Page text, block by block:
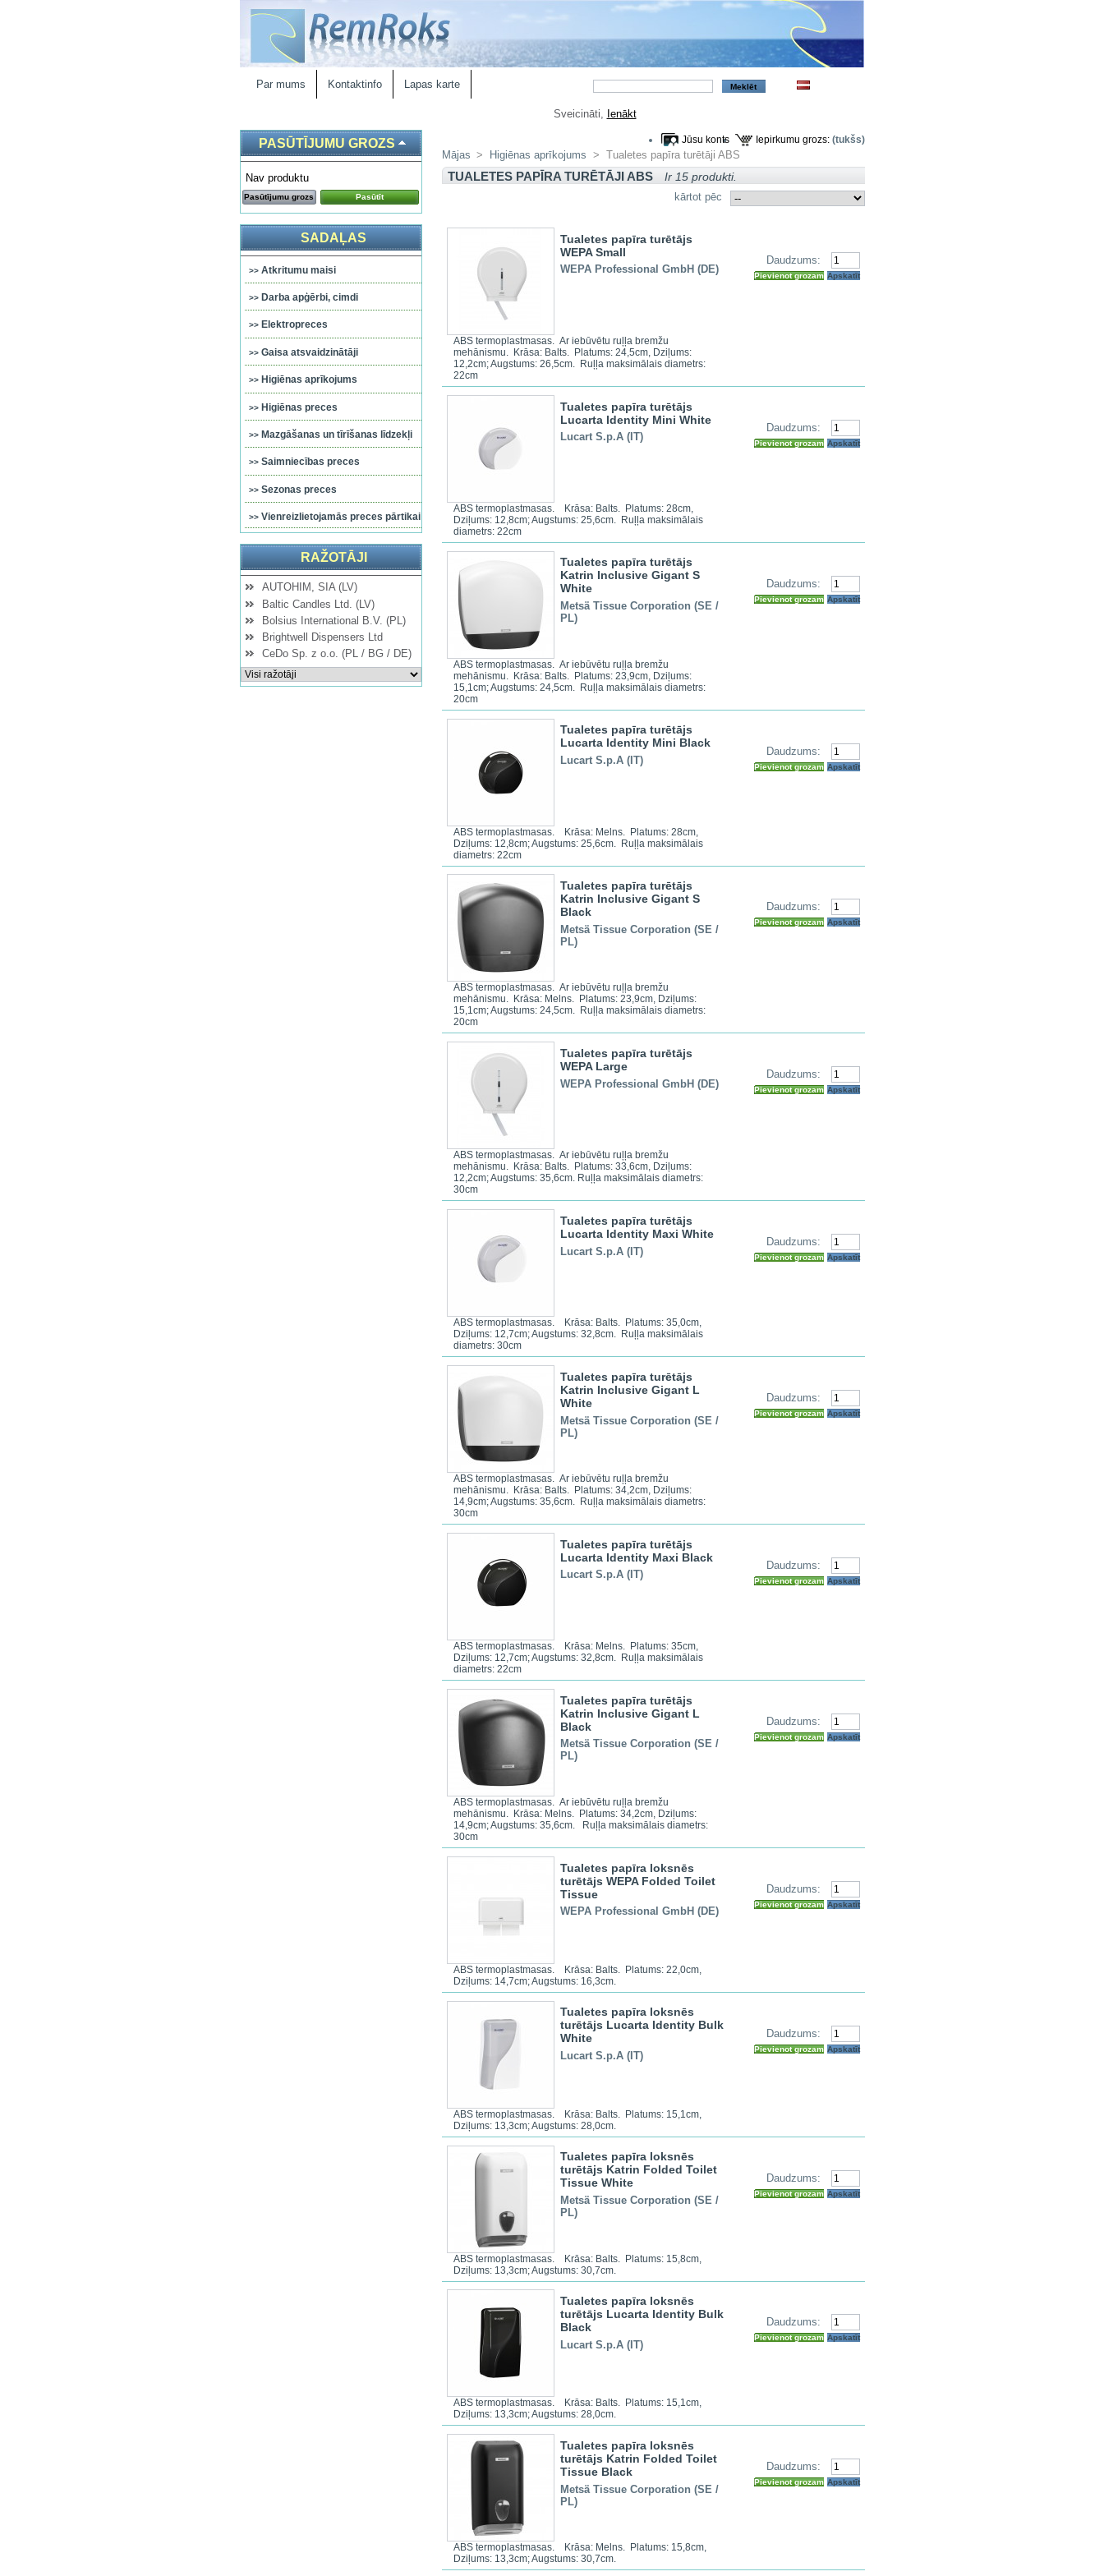
Par mums Kontaktinfo Lapas karte
Sveicināti, Ienākt
Iepirkumu grozs: (tukšs)
Jūsu konts
PASŪTĪJUMU GROZS
Nav produktu
Pasūtījumu grozs Pasūtīt
SADAĻAS
Atkritumu maisi
Darba apģērbi, cimdi
Elektropreces
Gaisa atsvaidzinātāji
Higiēnas aprīkojums
Higiēnas preces
Mazgāšanas un tīrīšanas līdzekļi
Saimniecības preces
Sezonas preces
Vienreizlietojamās preces pārtikai
RAŽOTĀJI
AUTOHIM, SIA (LV)
Baltic Candles Ltd. (LV)
Bolsius International B.V. (PL)
Brightwell Dispensers Ltd
CeDo Sp. z o.o. (PL / BG / DE)
Mājas > Higiēnas aprīkojums > Tualetes papīra turētāji ABS
TUALETES PAPĪRA TURĒTĀJI ABS
Ir 15 produkti.
kārtot pēc
Tualetes papīra turētājs
WEPA Small
WEPA Professional GmbH (DE)
ABS termoplastmasas. Ar iebūvētu ruļļa bremžu
mehānismu. Krāsa: Balts. Platums: 24,5cm, Dziļums:
12,2cm; Augstums: 26,5cm. Ruļļa maksimālais diametrs:
22cm
Daudzums:
Pievienot grozam Apskatīt
Tualetes papīra turētājs
Lucarta Identity Mini White
Lucart S.p.A (IT)
ABS termoplastmasas. Krāsa: Balts. Platums: 28cm,
Dziļums: 12,8cm; Augstums: 25,6cm. Ruļļa maksimālais
diametrs: 22cm
Daudzums:
Pievienot grozam Apskatīt
Tualetes papīra turētājs
Katrin Inclusive Gigant S
White
Metsä Tissue Corporation (SE /
PL)
ABS termoplastmasas. Ar iebūvētu ruļļa bremžu
mehānismu. Krāsa: Balts. Platums: 23,9cm, Dziļums:
15,1cm; Augstums: 24,5cm. Ruļļa maksimālais diametrs:
20cm
Daudzums:
Pievienot grozam Apskatīt
Tualetes papīra turētājs
Lucarta Identity Mini Black
Lucart S.p.A (IT)
ABS termoplastmasas. Krāsa: Melns. Platums: 28cm,
Dziļums: 12,8cm; Augstums: 25,6cm. Ruļļa maksimālais
diametrs: 22cm
Daudzums:
Pievienot grozam Apskatīt
Tualetes papīra turētājs
Katrin Inclusive Gigant S
Black
Metsä Tissue Corporation (SE /
PL)
ABS termoplastmasas. Ar iebūvētu ruļļa bremžu
mehānismu. Krāsa: Melns. Platums: 23,9cm, Dziļums:
15,1cm; Augstums: 24,5cm. Ruļļa maksimālais diametrs:
20cm
Daudzums:
Pievienot grozam Apskatīt
Tualetes papīra turētājs
WEPA Large
WEPA Professional GmbH (DE)
ABS termoplastmasas. Ar iebūvētu ruļļa bremžu
mehānismu. Krāsa: Balts. Platums: 33,6cm, Dziļums:
12,2cm; Augstums: 35,6cm. Ruļļa maksimālais diametrs:
30cm
Daudzums:
Pievienot grozam Apskatīt
Tualetes papīra turētājs
Lucarta Identity Maxi White
Lucart S.p.A (IT)
ABS termoplastmasas. Krāsa: Balts. Platums: 35,0cm,
Dziļums: 12,7cm; Augstums: 32,8cm. Ruļļa maksimālais
diametrs: 30cm
Daudzums:
Pievienot grozam Apskatīt
Tualetes papīra turētājs
Katrin Inclusive Gigant L
White
Metsä Tissue Corporation (SE /
PL)
ABS termoplastmasas. Ar iebūvētu ruļļa bremžu
mehānismu. Krāsa: Balts. Platums: 34,2cm, Dziļums:
14,9cm; Augstums: 35,6cm. Ruļļa maksimālais diametrs:
30cm
Daudzums:
Pievienot grozam Apskatīt
Tualetes papīra turētājs
Lucarta Identity Maxi Black
Lucart S.p.A (IT)
ABS termoplastmasas. Krāsa: Melns. Platums: 35cm,
Dziļums: 12,7cm; Augstums: 32,8cm. Ruļļa maksimālais
diametrs: 22cm
Daudzums:
Pievienot grozam Apskatīt
Tualetes papīra turētājs
Katrin Inclusive Gigant L
Black
Metsä Tissue Corporation (SE /
PL)
ABS termoplastmasas. Ar iebūvētu ruļļa bremžu
mehānismu. Krāsa: Melns. Platums: 34,2cm, Dziļums:
14,9cm; Augstums: 35,6cm. Ruļļa maksimālais diametrs:
30cm
Daudzums:
Pievienot grozam Apskatīt
Tualetes papīra loksnēs
turētājs WEPA Folded Toilet
Tissue
WEPA Professional GmbH (DE)
ABS termoplastmasas. Krāsa: Balts. Platums: 22,0cm,
Dziļums: 14,7cm; Augstums: 16,3cm.
Daudzums:
Pievienot grozam Apskatīt
Tualetes papīra loksnēs
turētājs Lucarta Identity Bulk
White
Lucart S.p.A (IT)
ABS termoplastmasas. Krāsa: Balts. Platums: 15,1cm,
Dziļums: 13,3cm; Augstums: 28,0cm.
Daudzums:
Pievienot grozam Apskatīt
Tualetes papīra loksnēs
turētājs Katrin Folded Toilet
Tissue White
Metsä Tissue Corporation (SE /
PL)
ABS termoplastmasas. Krāsa: Balts. Platums: 15,8cm,
Dziļums: 13,3cm; Augstums: 30,7cm.
Daudzums:
Pievienot grozam Apskatīt
Tualetes papīra loksnēs
turētājs Lucarta Identity Bulk
Black
Lucart S.p.A (IT)
ABS termoplastmasas. Krāsa: Balts. Platums: 15,1cm,
Dziļums: 13,3cm; Augstums: 28,0cm.
Daudzums:
Pievienot grozam Apskatīt
Tualetes papīra loksnēs
turētājs Katrin Folded Toilet
Tissue Black
Metsä Tissue Corporation (SE /
PL)
ABS termoplastmasas. Krāsa: Melns. Platums: 15,8cm,
Dziļums: 13,3cm; Augstums: 30,7cm.
Daudzums:
Pievienot grozam Apskatīt